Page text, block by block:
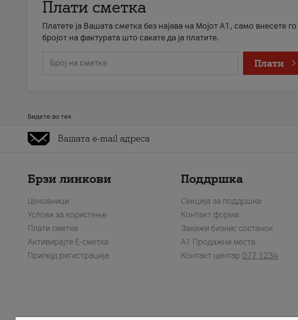
Плати сметка
Платете ја Вашата сметка без најава на Мојот А1, само внесете го
бројот на фактурата што сакате да ја платите.
Број на сметка Плати
Бидете во тек
Брзи линкови
Ценовници
Услови за користење
Плати сметка
Активирајте Е-сметка
Припејд регистрација
Поддршка
Секција за поддршка
Контакт форма
Закажи бизнис состанок
A1 Продажни места
Контакт центар 077 1234